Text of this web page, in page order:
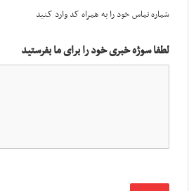
شماره تماس خود را به همراه کد وارد کنید
لطفا سوژه خبری خود را برای ما بفرستید